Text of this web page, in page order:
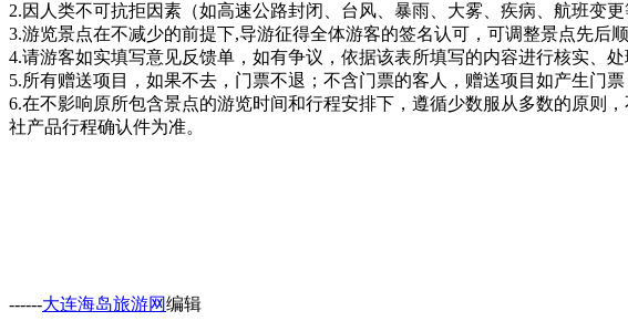
2.因人类不可抗拒因素（如高速公路封闭、台风、暴雨、大雾、疾病、航班变
3.游览景点在不减少的前提下,导游征得全体游客的签名认可，可调整景点先后
4.请游客如实填写意见反馈单，如有争议，依据该表所填写的内容进行核实、处
5.所有赠送项目，如果不去，门票不退；不含门票的客人，赠送项目如产生门票
6.在不影响原所包含景点的游览时间和行程安排下，遵循少数服从多数的原则
社产品行程确认件为准。
------大连海岛旅游网编辑